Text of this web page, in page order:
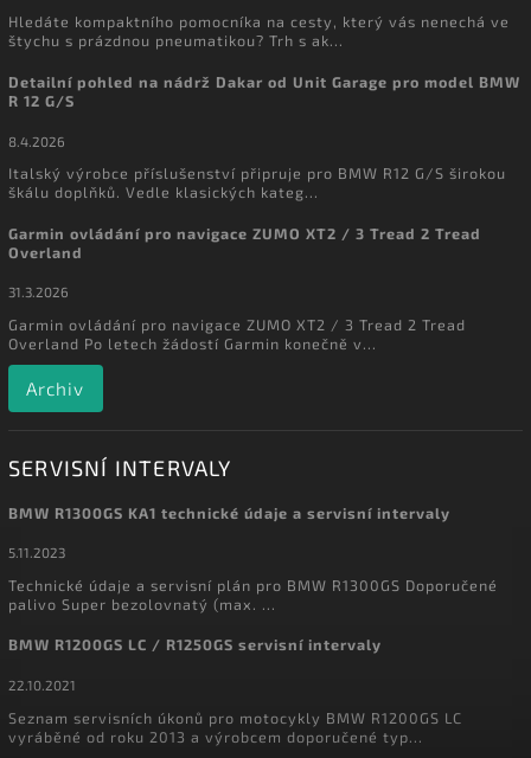
Hledáte kompaktního pomocníka na cesty, který vás nenechá ve
štychu s prázdnou pneumatikou? Trh s ak...
Detailní pohled na nádrž Dakar od Unit Garage pro model BMW
R 12 G/S
8.4.2026
Italský výrobce příslušenství připruje pro BMW R12 G/S širokou
škálu doplňků. Vedle klasických kateg...
Garmin ovládání pro navigace ZUMO XT2 / 3 Tread 2 Tread
Overland
31.3.2026
Garmin ovládání pro navigace ZUMO XT2 / 3 Tread 2 Tread
Overland Po letech žádostí Garmin konečně v...
Archiv
SERVISNÍ INTERVALY
BMW R1300GS KA1 technické údaje a servisní intervaly
5.11.2023
Technické údaje a servisní plán pro BMW R1300GS Doporučené
palivo Super bezolovnatý (max. ...
BMW R1200GS LC / R1250GS servisní intervaly
22.10.2021
Seznam servisních úkonů pro motocykly BMW R1200GS LC
vyráběné od roku 2013 a výrobcem doporučené typ...